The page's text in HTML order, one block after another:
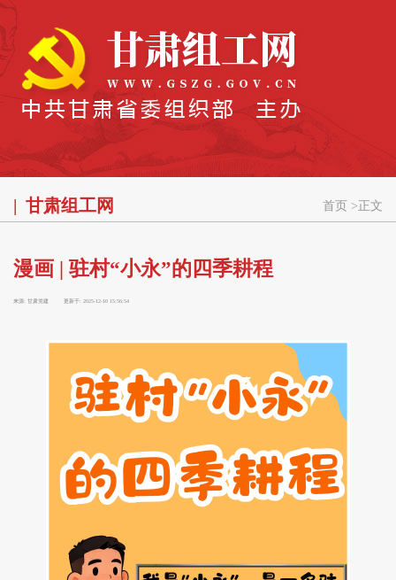
甘肃组工网 首页 > 正文
漫画 | 驻村“小永”的四季耕程
来源: 甘肃党建 更新于: 2025-12-10 15:56:54